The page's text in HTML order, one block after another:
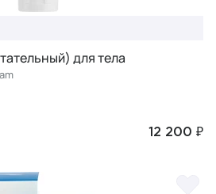
для тела
12 200 ₽